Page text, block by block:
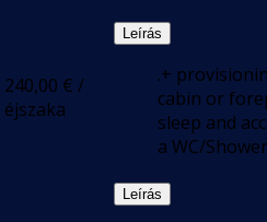
240,00 € /
éjszaka
Leírás
.+
cabin or
sleep and
a WC/Shower
Leírás